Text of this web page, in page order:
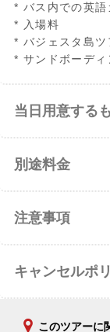
* バス内での英語
* 入場料
* バジェスタ島ツ
* サンドボーディ
当日用意する
別途料金
注意事項
キャンセルポ
このツアーに